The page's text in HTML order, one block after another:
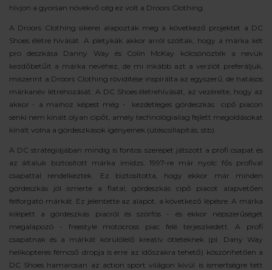
hívjon a gyorsan növekvő cég ez volt a Droors Clothing.
A Droors Clothing sikerei alapozták meg a következő projektet a DC
Shoes életre hívását. A pletykák akkor arról szóltak, hogy a márka két
pro deszkása Danny Way és Colin McKay kölcsönözték a nevük
kezdőbetűit a márka nevéhez, de mi inkább azt a verziót preferáljuk,
miszerint a Droors Clothing rövidítése inspirálta az egyszerű, de hatásos
márkanév létrehozását. A DC Shoes életrehívását, az vezérelte, hogy az
akkor - a maihoz képest még - kezdetleges gördeszkás cipő piacon
senki nem kínált olyan cipőt, amely technológiailag fejlett megoldásokat
kínált volna a gördeszkások igényeinek (ütéscsillapítás, stb).
A DC stratégiájában mindig is fontos szerepet játszott a profi csapat és
az általuk biztosított márka imidzs. 1997-re már nyolc fős profival
csapattal rendelkeztek. Ez biztosította, hogy ekkor már minden
gördeszkás jól ismerte a fiatal, gördeszkás cipő piacot alapvetően
felforgató márkát. Ez jelentette az alapot, a következő lépésre. A márka
kilépett a gördeszkás piacról és szörfös - és ekkor népszerűségét
megalapozó - freestyle motocross piac felé terjeszkedett. A profi
csapatnak és a márkát körülölelő kreatív ötleteknek (pl. Dany Way
helikopteres fémcső dropja is erre az időszakra tehető) köszönhetően a
DC Shoes hamarosan az action sport világon kívül is ismertségre tett